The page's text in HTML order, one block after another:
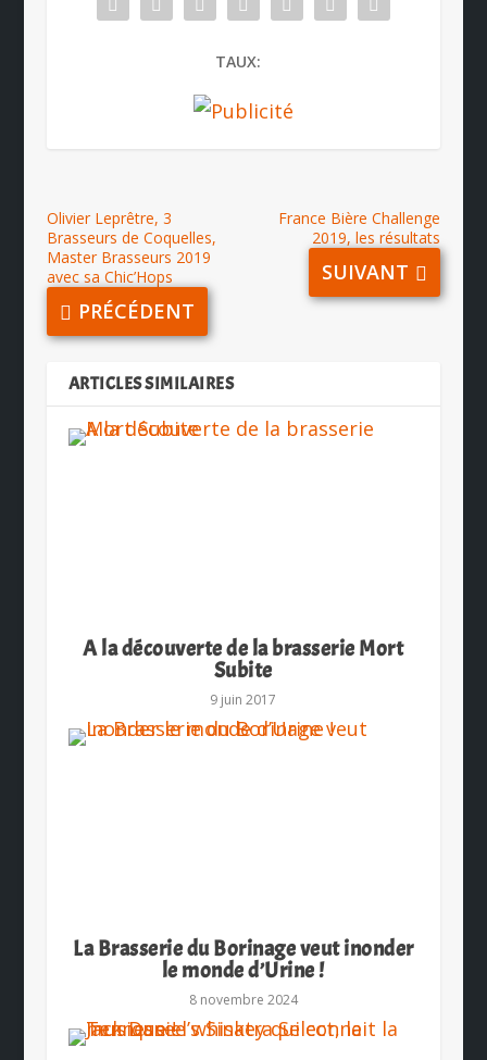
TAUX:
Olivier Leprêtre, 3
Brasseurs de Coquelles,
Master Brasseurs 2019
avec sa Chic’Hops
PRÉCÉDENT
France Bière Challenge
2019, les résultats
SUIVANT
ARTICLES SIMILAIRES
A la découverte de la brasserie Mort
Subite
9 juin 2017
La Brasserie du Borinage veut inonder
le monde d’Urine !
8 novembre 2024